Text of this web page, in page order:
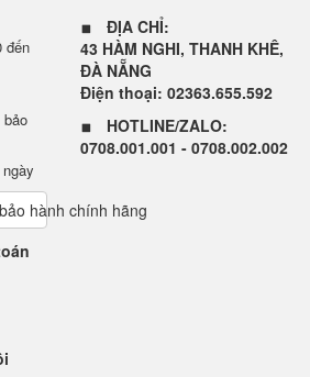
đến
hành chính hãng
ĐỊA CHỈ:
43 HÀM NGHI, THANH KHÊ,
ĐÀ NẴNG
Điện thoại: 02363.655.592
HOTLINE/ZALO:
0708.001.001 - 0708.002.002